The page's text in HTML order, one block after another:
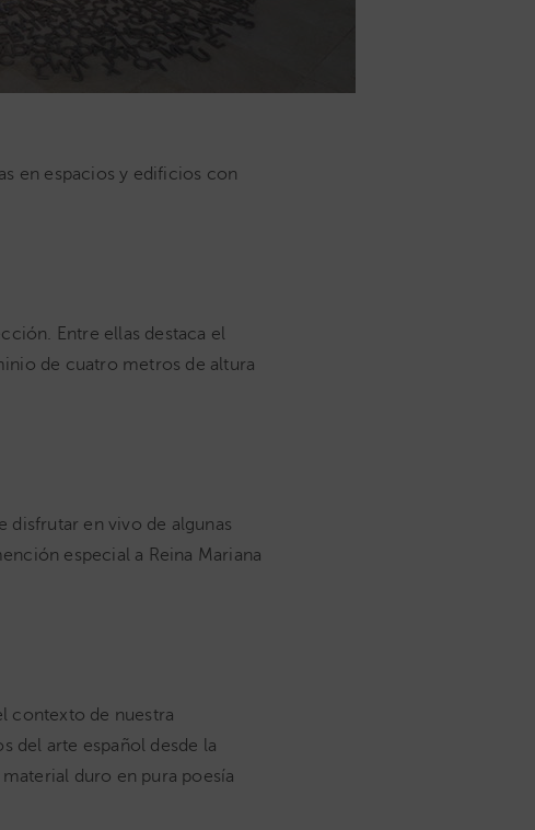
en espacios y edificios con
Entre ellas destaca el
de cuatro metros de altura
disfrutar en vivo de algunas
especial a Reina Mariana
contexto de nuestra
del arte español desde la
duro en pura poesía